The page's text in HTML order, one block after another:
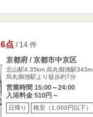
点/ 14 件
京都府 / 京都市中京区
北山駅4.35km 烏丸御池駅343m
烏丸御池駅より徒歩約7分
営業時間 15:00～24:00
入浴料金 510円～
日帰り 格安（1,000円以下）